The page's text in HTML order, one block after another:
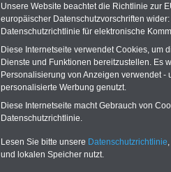
Dienst
PDF-SERVICE
können Sie mehr als zehn
und Beamte sowie
Unsere Website beachtet die Richtlinie zur
europäischer Datenschutzvorschriften
Datenschutzrichtlinie für elektronische
Diese Internetseite verwendet Cookies, um
Dienste und Funktionen bereitzustellen. Es
Personalisierung von Anzeigen verwendet
personalisierte Werbung genutzt.
Diese Internetseite macht Gebrauch von
Datenschutzrichtlinie.
Lesen Sie bitte unsere Datenschutzrichtlinie
und lokalen Speicher nutzt.